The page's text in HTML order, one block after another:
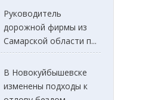
Руководитель
дорожной фирмы из
Самарской области п...
В Новокуйбышевске
изменены подходы к